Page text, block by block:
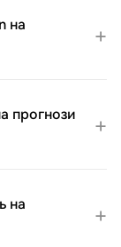
на
прогнози
на